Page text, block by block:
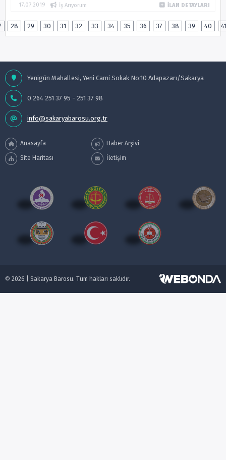
17.07.2019 İş Arıyorum İLAN DETAYLARI
28 29 30 31 32 33 34 35 36 37 38 39 40 41
Yenigün Mahallesi, Yeni Cami Sokak No:10 Adapazarı/Sakarya
0 264 251 37 95 - 251 37 98
info@sakaryabarosu.org.tr
Anasayfa Haber Arşivi
Site Haritası İletişim
© 2026 | Sakarya Barosu. Tüm hakları saklıdır.